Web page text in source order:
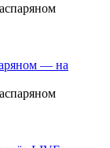
— на